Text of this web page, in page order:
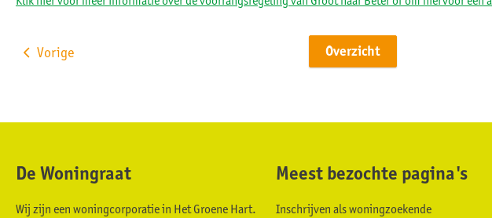
Overzicht
Vorige
Contactinformatie
De Woningraat
Wij zijn een woningcorporatie in Het Groene Hart.
Meest bezochte pagina's
Inschrijven als woningzoekende